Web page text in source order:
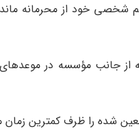
خود از محرمانه
شده را ظرف کمترین زمان